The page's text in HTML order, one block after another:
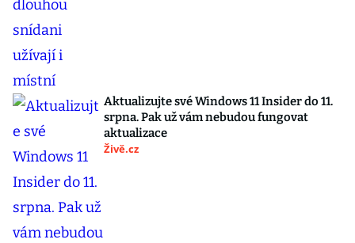
Aktualizujte své Windows 11 Insider do 11.
srpna. Pak už vám nebudou fungovat
aktualizace
Živě.cz